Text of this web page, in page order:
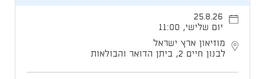
25.8.26
יום שלישי, 11:00
מוזיאון ארץ ישראל
לבנון חיים 2, ביתן הדואר והבולאות